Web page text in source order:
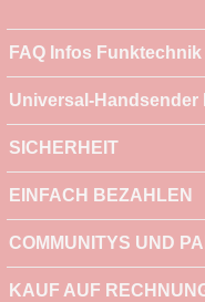
FAQ Infos
Universal-
SICHERHEIT
EINFACH BEZAHLEN
COMMUNITYS UND
KAUF AUF